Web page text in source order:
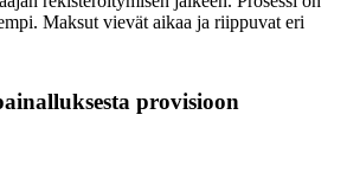
Maksut vievät aikaa ja riippuvat eri
provisioon